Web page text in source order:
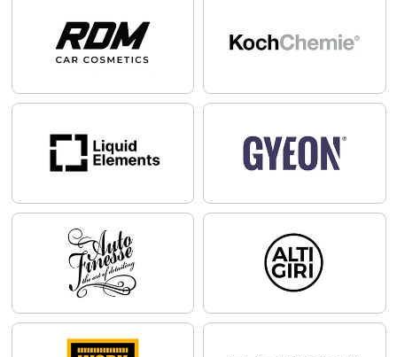
Nebezpečenstvo!
Veľmi horľavá kvapalina a pary. Spôsobuje vážne podráždenie
lekárska pomoc, majte k dispozícii obal alebo etiketu výrobku.
Uchovávajte mimo dosahu detí. Uchovávajte mimo dosahu
zdrojov zapálenia. Nefajčite. Používajte iba na voľnom
priestranstve alebo v dobre vetranom priestore. PO
vodou. Ak používate kontaktné šošovky a je to možné,
odstráňte ich. Pokračujte vo vyplachovaní. Uchovávajte
uzamknuté. Uchovávajte na dobre vetranom mieste. Nádobu
uchovávajte tesne uzavretú.